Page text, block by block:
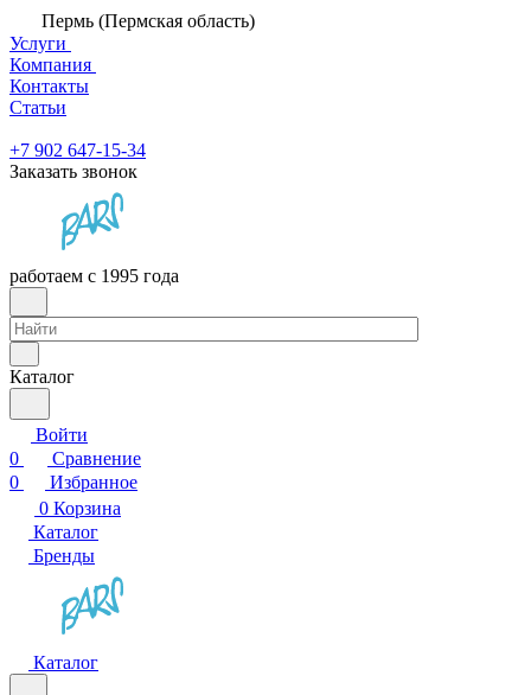
Пермь (Пермская область)
Услуги
Компания
Контакты
Статьи
+7 902 647-15-34
Заказать звонок
работаем с 1995 года
Каталог
Войти
0
Сравнение
0
Избранное
0 Корзина
Каталог
Бренды
Каталог